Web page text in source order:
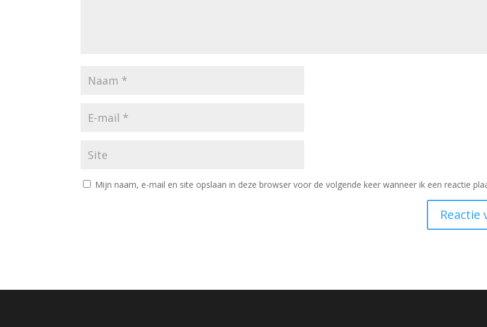
Mijn naam, e-mail en site opslaan in deze browser voor de volgende keer wanneer ik een reactie